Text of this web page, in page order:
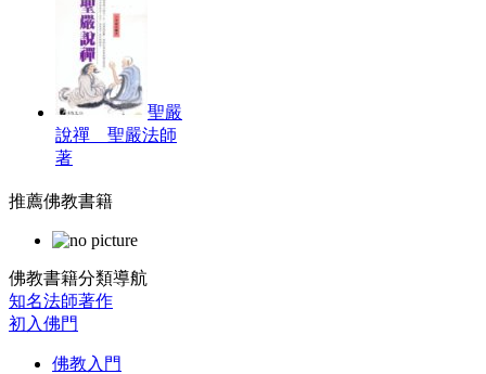
聖嚴
說禪 聖嚴法師
著
推薦佛教書籍
佛教書籍分類導航
知名法師著作
初入佛門
佛教入門